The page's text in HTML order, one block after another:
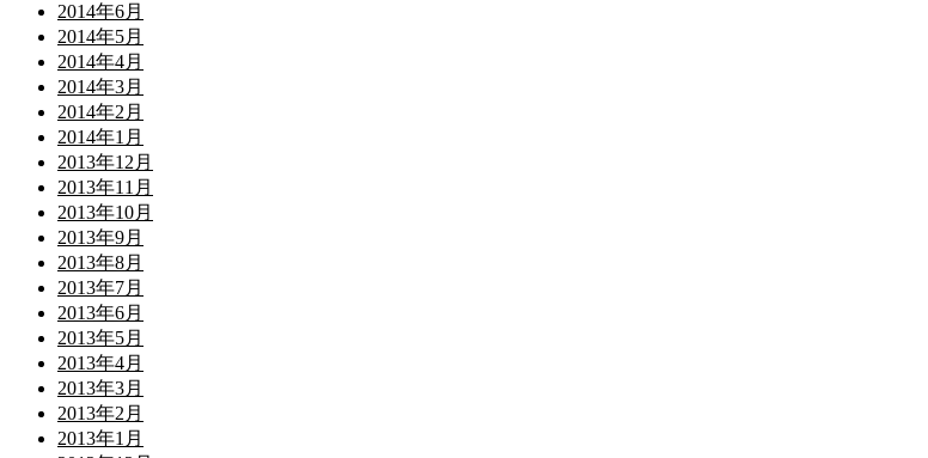
2014年6月
2014年5月
2014年4月
2014年3月
2014年2月
2014年1月
2013年12月
2013年11月
2013年10月
2013年9月
2013年8月
2013年7月
2013年6月
2013年5月
2013年4月
2013年3月
2013年2月
2013年1月